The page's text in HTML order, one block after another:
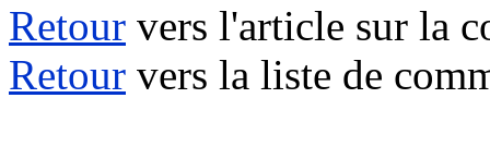
Retour vers l'article sur la
Retour vers la liste de